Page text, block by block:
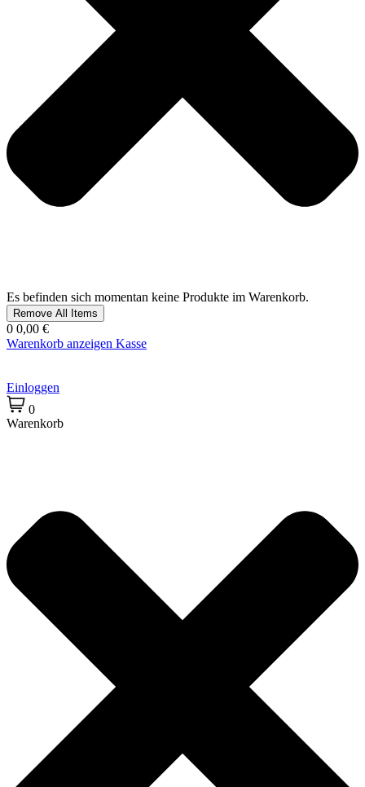
Es befinden sich momentan keine Produkte im Warenkorb.
Remove All Items
0 0,00 €
Warenkorb anzeigen Kasse
Einloggen
0
Warenkorb